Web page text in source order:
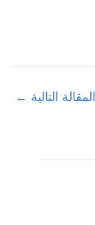
المقالة التالية ←